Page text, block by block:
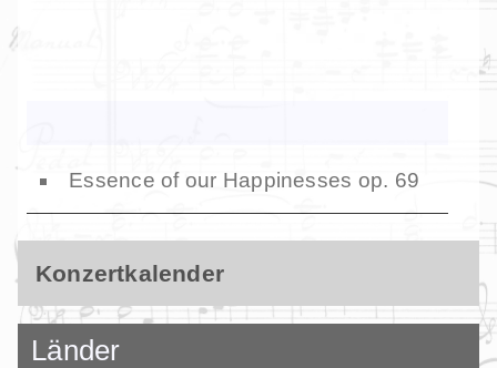
Essence of our Happinesses op. 69
Konzertkalender
Länder